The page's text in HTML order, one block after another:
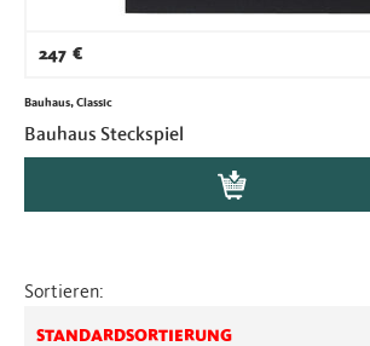
247 €
Bauhaus, Classic
Bauhaus Steckspiel
Sortieren:
STANDARDSORTIERUNG